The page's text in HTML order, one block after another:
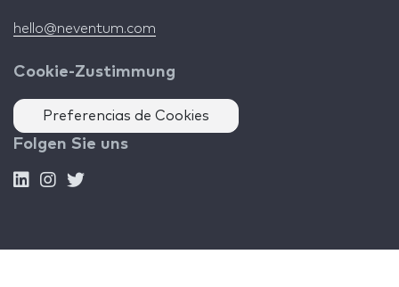
hello@neventum.com
Cookie-Zustimmung
Preferencias de Cookies
Folgen Sie uns